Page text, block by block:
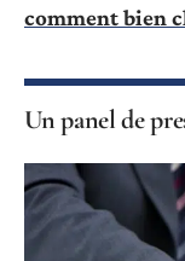
comment bien
Un panel de